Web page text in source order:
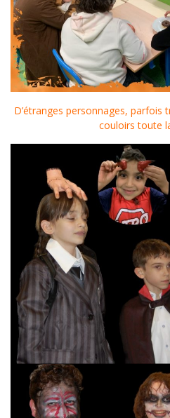
D’étranges personnages,
couloirs toute